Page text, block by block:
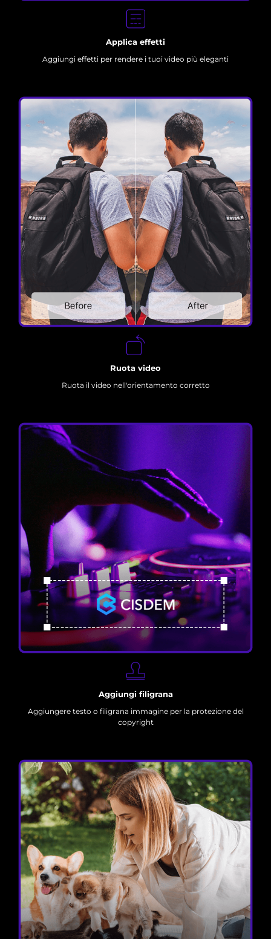
Applica effetti
Aggiungi effetti per rendere i tuoi video più eleganti
Ruota video
Ruota il video nell'orientamento corretto
Aggiungi filigrana
Aggiungere testo o filigrana immagine per la protezione del
copyright